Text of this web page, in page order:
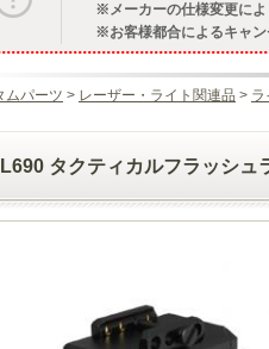
メーカーの仕様変更に
お客様都合によるキャ
ムパーツ > レーザー・ライト関連品 > ラ
タクティカルフラッシュ